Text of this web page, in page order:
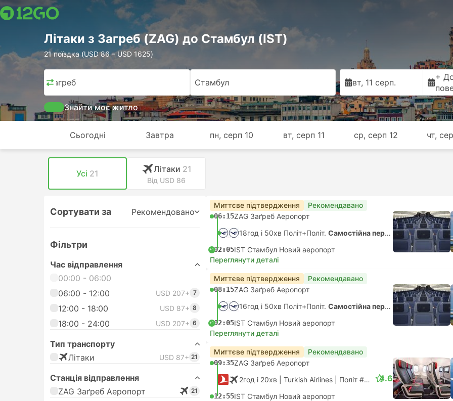
Лiтаки з Загреб (ZAG) до Стамбул (IST)
21 поїздка (USD 86 – USD 1625)
Загреб Стамбул вт, 11 серп.
+
Знайти моє житло
Сьогодні Завтра пн, серп 10 вт, серп 11 ср, серп 12 чт,
Усі 21 Лiтаки 21
Від USD 86
Сортувати за Рекомендовано
Фільтри
Час відправлення
00:00 - 06:00
06:00 - 12:00
USD 207+ 7
12:00 - 18:00 USD 87+ 8
18:00 - 24:00 USD 207+ 6
Тип транспорту
Лiтаки
USD 87+ 21
Станція відправлення
ZAG Заґреб Аеропорт
21
Миттєве підтвердження Рекомендавано
06:15ZAG Заґреб Аеропорт
18год і 50хв Політ+Політ. Самостійна пересадка
+102:05IST Стамбул Новий аеропорт
Переглянути деталі
Миттєве підтвердження Рекомендавано
08:15ZAG Заґреб Аеропорт
16год і 50хв Політ+Політ. Самостійна пересадка
+102:05IST Стамбул Новий аеропорт
Переглянути деталі
Миттєве підтвердження Рекомендавано
09:35ZAG Заґреб Аеропорт
2год і 20хв | Turkish Airlines Політ #TK1054 |Економ
12:55IST Стамбул Новий аеропорт
4.6